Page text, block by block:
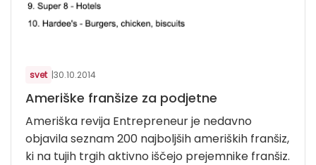
svet |30.10.2014
Ameriške franšize za podjetne
Ameriška revija Entrepreneur je nedavno
objavila seznam 200 najboljših ameriških franšiz,
ki na tujih trgih aktivno iščejo prejemnike franšiz.